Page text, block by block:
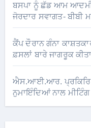
ਬਸਪਾ ਨੂੰ ਛੱਡ ਆਮ ਆਦਮੀ
ਜੋਰਦਾਰ ਸਵਾਗਤ- ਬੀਬੀ
ਕੈਂਪ ਦੌਰਾਨ ਗੰਨਾ
ਫ਼ਸਲਾਂ ਬਾਰੇ ਜਾਗਰੂਕ ਕੀਤਾ
ਐਸ.ਆਈ.ਆਰ.
ਨੁਮਾਇੰਦਿਆਂ ਨਾਲ ਮੀਟਿੰਗ